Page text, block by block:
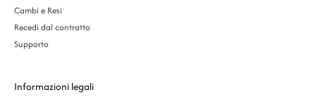
Cambi e Resi
Recedi dal contratto
Supporto
Informazioni legali